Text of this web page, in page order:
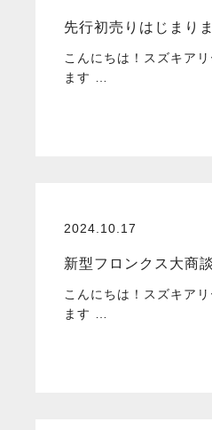
先行初売りはじまり
こんにちは！スズキア
ます …
2024.10.17
新型フロンクス大商
こんにちは！スズキア
ます …